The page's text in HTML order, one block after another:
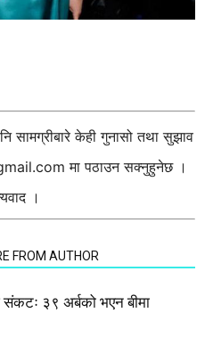
सामग्रीबारे केही गुनासो तथा सुझाव
मा पठाउन सक्नुहुनेछ ।
।
FROM AUTHOR
संकटः ३९ अर्बको भएन बीमा